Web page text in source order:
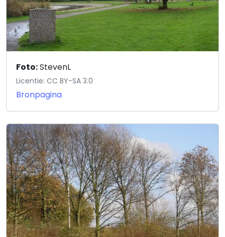
Foto:StevenL
Licentie: CC BY-SA 3.0
Bronpagina